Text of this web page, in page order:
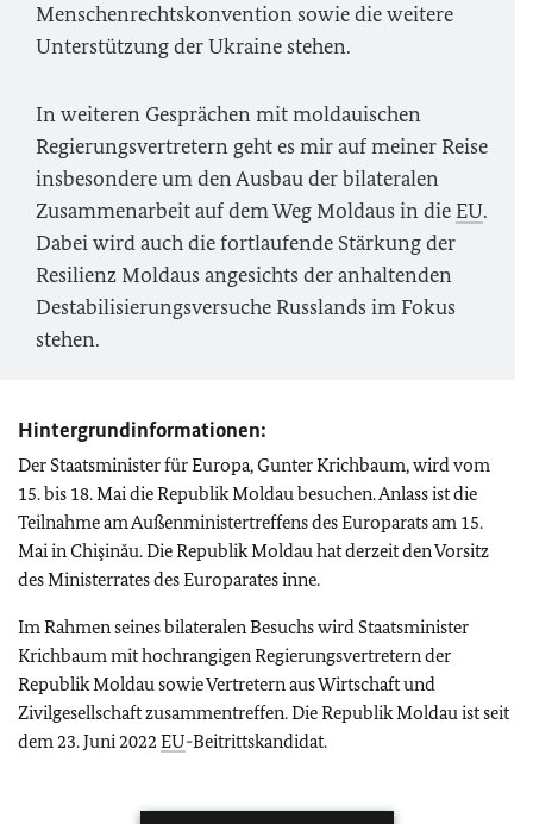
Menschenrechtskonvention sowie die weitere
Unterstützung der Ukraine stehen.
In weiteren Gesprächen mit moldauischen
Regierungsvertretern geht es mir auf meiner Reise
insbesondere um den Ausbau der bilateralen
Zusammenarbeit auf dem Weg Moldaus in die EU.
Dabei wird auch die fortlaufende Stärkung der
Resilienz Moldaus angesichts der anhaltenden
Destabilisierungsversuche Russlands im Fokus
stehen.
Hintergrundinformationen:
Der Staatsminister für Europa, Gunter Krichbaum, wird vom
15. bis 18. Mai die Republik Moldau besuchen. Anlass ist die
Teilnahme am Außenministertreffens des Europarats am 15.
Mai in Chişinău. Die Republik Moldau hat derzeit den Vorsitz
des Ministerrates des Europarates inne.
Im Rahmen seines bilateralen Besuchs wird Staatsminister
Krichbaum mit hochrangigen Regierungsvertretern der
Republik Moldau sowie Vertretern aus Wirtschaft und
Zivilgesellschaft zusammentreffen. Die Republik Moldau ist seit
dem 23. Juni 2022 EU-Beitrittskandidat.